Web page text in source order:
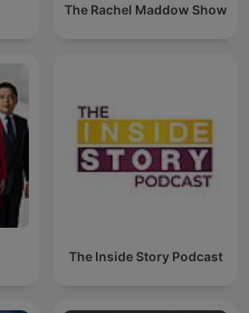
The Rachel Maddow Show
The Inside Story Podcast